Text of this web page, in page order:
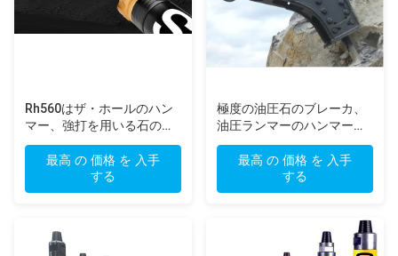
Rh560はザ・ホールのハン
マー、強打を用いる石の
Dthの鋭い用具の下で着き
ます最高 の 価格 を 入手
する
極度の油圧石のブレーカ、
油圧ランマーのハンマーの
Dthの鋭い用具
最高 の 価格 を 入手
する